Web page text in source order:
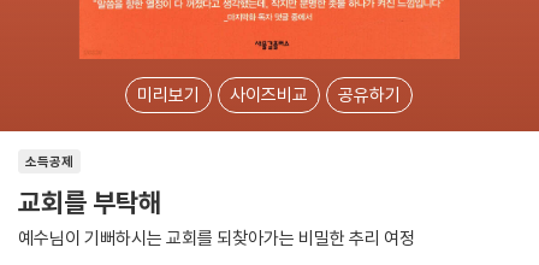
미리보기 사이즈비교 공유하기
소득공제
교회를 부탁해
예수님이 기뻐하시는 교회를 되찾아가는 비밀한 추리 여정